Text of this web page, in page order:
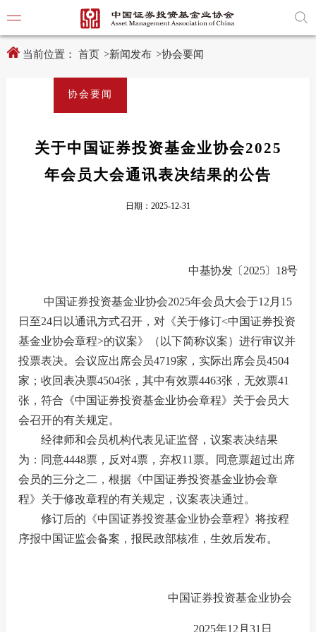
通知
行业
我要办
我要查
当前位置： 首页 >新闻发布 >协会要闻
协会要闻
关于中国证券投资基金业协会2025
年会员大会通讯表决结果的公告
日期：2025-12-31
中基协发〔 2025〕 18号
中国证券投资基金业协会2025年会员大会于12 月 15
日至24日 以通讯方式召开 ，对 《关于修订<中国证券投资
基金业协会章程>的议案》
（以下简称议案）进行审议并
投票表决。会议应出席会员4719家 ， 实际出席会员4504
家 ；收回表决票4504张，其中有效票4463张，无效票41
张，符合《中国证券投资基金业协会章程》 关于会员大
会召开的有关规定。
经律师和会员机构代表见证监督，议案表决结果
为： 同意4448票，反对4票，弃权11票。同意票超过出席
会员的三分之二，根据 《中国证券投资基金业协会章
程》 关于修改章程的有关规定 ，议案表决通过。
修订后的 《中国证券投资基金业协会章程》将按程
序报中国证监会备案，报民政部核准，生效后发布。
中国证券投资基金业协会
2025年12 月 31 日
窗
打
开
适
转
主
内
容